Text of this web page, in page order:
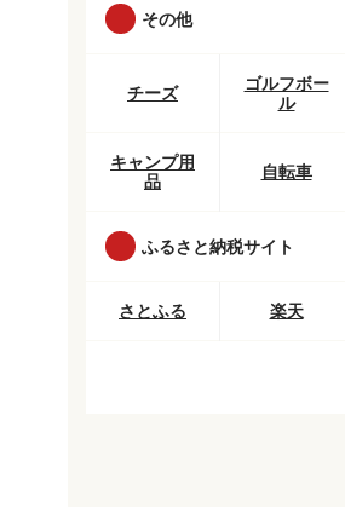
その他
チーズ
ゴルフボー
ル
キャンプ用
品
自転車
ふるさと納税サイト
さとふる 楽天